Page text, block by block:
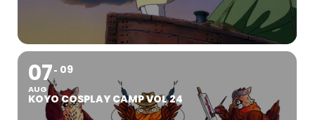
07
AUG
09
KOYO COSPLAY CAMP VOL 24